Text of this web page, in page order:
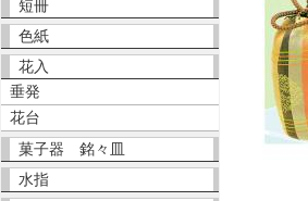
短冊
色紙
花入
垂発
花台
菓子器 銘々皿
水指